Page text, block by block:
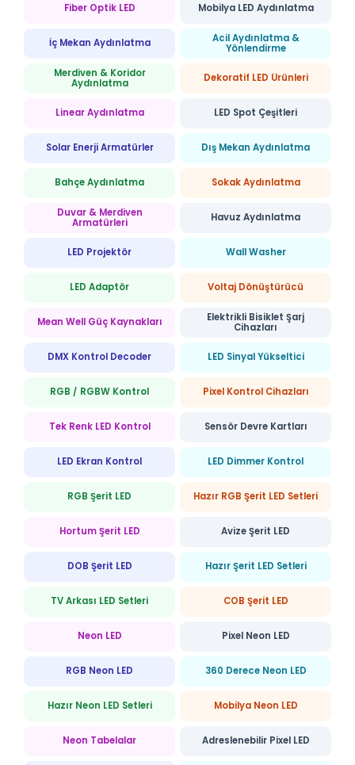
Fiber Optik LED Mobilya LED Aydınlatma
İç Mekan Aydınlatma
Acil Aydınlatma &
Yönlendirme
Merdiven & Koridor
Aydınlatma
Dekoratif LED Ürünleri
Linear Aydınlatma LED Spot Çeşitleri
Solar Enerji Armatürler Dış Mekan Aydınlatma
Bahçe Aydınlatma Sokak Aydınlatma
Duvar & Merdiven
Armatürleri
Havuz Aydınlatma
LED Projektör Wall Washer
LED Adaptör Voltaj Dönüştürücü
Mean Well Güç Kaynakları
Elektrikli Bisiklet Şarj
Cihazları
DMX Kontrol Decoder LED Sinyal Yükseltici
RGB / RGBW Kontrol Pixel Kontrol Cihazları
Tek Renk LED Kontrol Sensör Devre Kartları
LED Ekran Kontrol LED Dimmer Kontrol
RGB Şerit LED Hazır RGB Şerit LED Setleri
Hortum Şerit LED Avize Şerit LED
DOB Şerit LED Hazır Şerit LED Setleri
TV Arkası LED Setleri COB Şerit LED
Neon LED Pixel Neon LED
RGB Neon LED 360 Derece Neon LED
Hazır Neon LED Setleri Mobilya Neon LED
Neon Tabelalar Adreslenebilir Pixel LED